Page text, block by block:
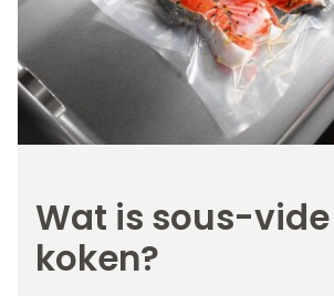
Wat is sous-vide
koken?